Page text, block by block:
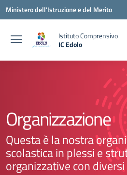
Vai ai contenuti
Vai al menu di navigazione
Vai al footer
Ministero dell'Istruzione e del Merito
Istituto Comprensivo
IC Edolo
Organizzazione
Questa è la nostra
scolastica in plessi e
organizzative con